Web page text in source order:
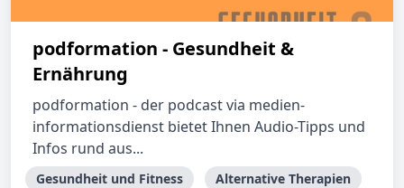
podformation - Gesundheit &
Ernährung
podformation - der podcast via medien-
informationsdienst bietet Ihnen Audio-Tipps und
Infos rund aus...
Gesundheit und Fitness
Alternative Therapien